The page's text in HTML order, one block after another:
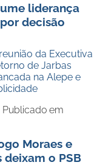
liderança
decisão
da Executiva
de Jarbas
na Alepe e
Publicado em
Moraes e
o PSB